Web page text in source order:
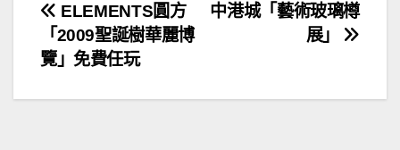
文
章
導
中港城「藝術玻璃樽
展」
ELEMENTS圓方
「2009聖誕樹華麗博
覽」免費任玩